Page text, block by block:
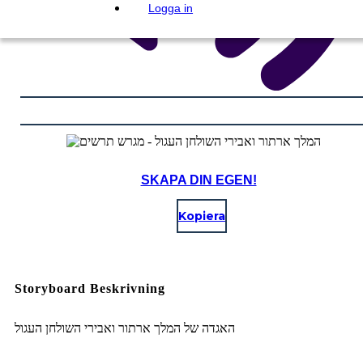
Logga in
SKAPA DIN EGEN!
Kopiera
Storyboard Beskrivning
האגדה של המלך ארתור ואבירי השולחן העגול